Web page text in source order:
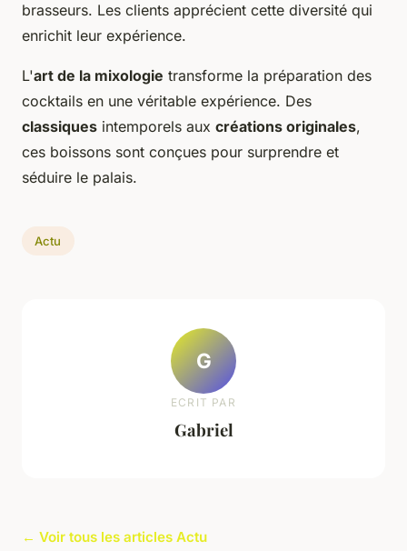
brasseurs. Les clients apprécient cette diversité qui
enrichit leur expérience.
L'art de la mixologie transforme la préparation des
cocktails en une véritable expérience. Des
classiques intemporels aux créations originales,
ces boissons sont conçues pour surprendre et
séduire le palais.
Actu
G
ECRIT PAR
Gabriel
← Voir tous les articles Actu